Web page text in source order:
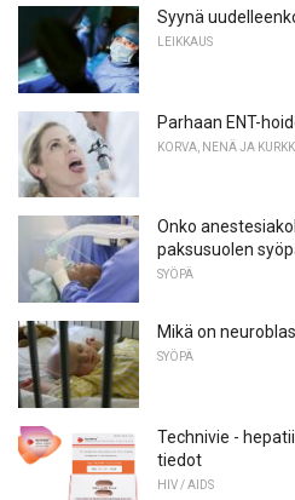
Syynä
LEIKKAUS
Parhaan ENT-
KORVA, NENÄ JA
Onko
paksusuolen
SYÖPÄ
Mikä on
SYÖPÄ
Technivie -
tiedot
HIV / AIDS